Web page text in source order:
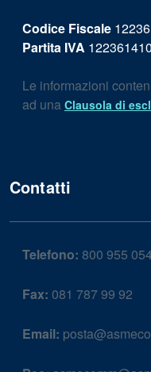
Codice Fiscale
Partita IVA
Le informazioni
ad una Clausola di
Contatti
Telefono: 800 955
Fax: 081 787 99 92
Email: